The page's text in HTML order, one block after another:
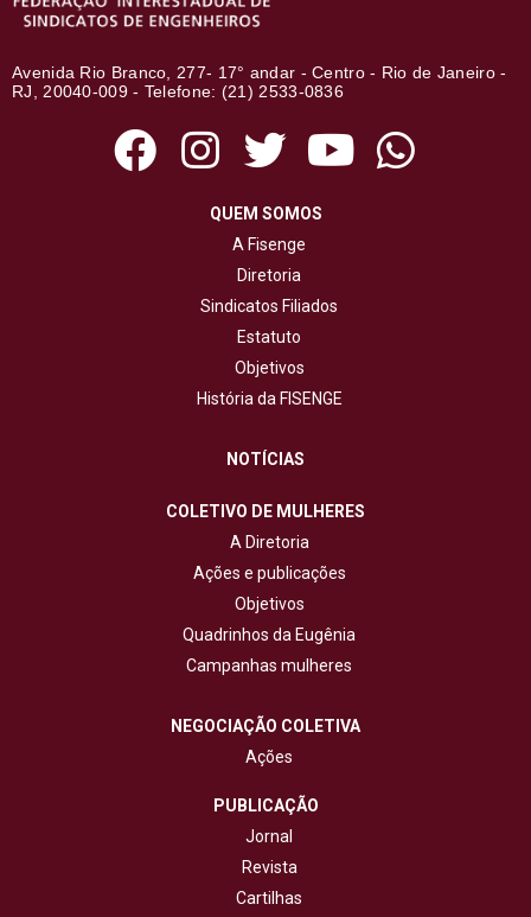
Avenida Rio Branco, 277- 17° andar - Centro - Rio de Janeiro -
RJ, 20040-009 - Telefone: (21) 2533-0836
QUEM SOMOS
A Fisenge
Diretoria
Sindicatos Filiados
Estatuto
Objetivos
História da FISENGE
NOTÍCIAS
COLETIVO DE MULHERES
A Diretoria
Ações e publicações
Objetivos
Quadrinhos da Eugênia
Campanhas mulheres
NEGOCIAÇÃO COLETIVA
Ações
PUBLICAÇÃO
Jornal
Revista
Cartilhas